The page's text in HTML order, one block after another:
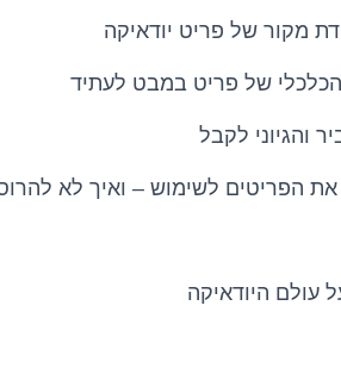
מקור של פריט יודאיקה
של פריט במבט לעתיד
והגיוני לקבל
את הפריטים לשימוש – ואיך לא
עולם היודאיקה